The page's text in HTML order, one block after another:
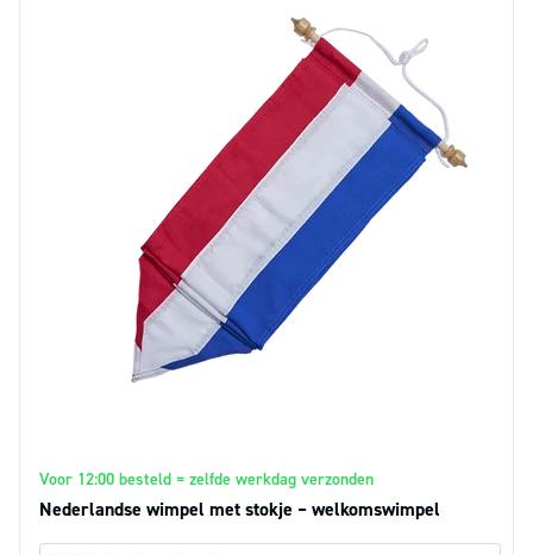
Voor 12:00 besteld = zelfde werkdag verzonden
Nederlandse wimpel met stokje – welkomswimpel